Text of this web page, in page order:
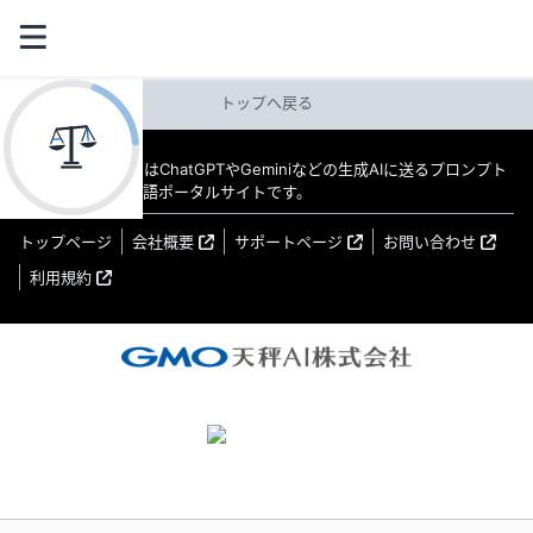
トップへ戻る
教えてAI byGMO はChatGPTやGeminiなどの生成AIに送るプロンプト
（指示文）の日本語ポータルサイトです。
トップページ 会社概要 サポートページ
お問い合わせ
利用規約